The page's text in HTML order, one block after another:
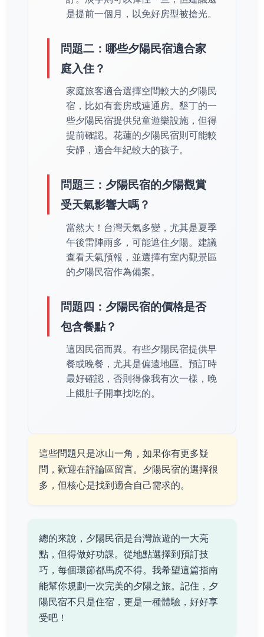
是提前一個月，以免好房型被搶光。
問題二：哪些夕陽民宿適合家
庭入住？
家庭旅客適合選擇空間較大的夕陽民
宿，比如有套房或連通房。墾丁的一
些夕陽民宿提供兒童遊樂設施，但得
提前確認。花蓮的夕陽民宿則可能較
安靜，適合年紀較大的孩子。
問題三：夕陽民宿的夕陽觀賞
受天氣影響大嗎？
當然大！台灣天氣多變，尤其是夏季
午後雷陣雨多，可能遮住夕陽。建議
查看天氣預報，並選擇有室內觀景區
的夕陽民宿作為備案。
問題四：夕陽民宿的價格是否
包含餐點？
這因民宿而異。有些夕陽民宿提供早
餐或晚餐，尤其是偏遠地區。預訂時
最好確認，否則得像我有次一樣，晚
上餓肚子開車找吃的。
這些問題只是冰山一角，如果你有更多疑
問，歡迎在評論區留言。夕陽民宿的選擇很
多，但核心是找到適合自己需求的。
總的來說，夕陽民宿是台灣旅遊的一大亮
點，但得做好功課。從地點選擇到預訂技
巧，每個環節都馬虎不得。我希望這篇指南
能幫你規劃一次完美的夕陽之旅。記住，夕
陽民宿不只是住宿，更是一種體驗，好好享
受吧！